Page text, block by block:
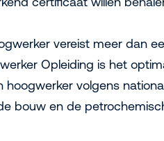
vereist meer dan
Opleiding is het
hoogwerker volgens
bouw en de